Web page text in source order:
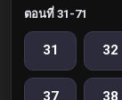
ตอนที่ 31-71
31 32
37 38